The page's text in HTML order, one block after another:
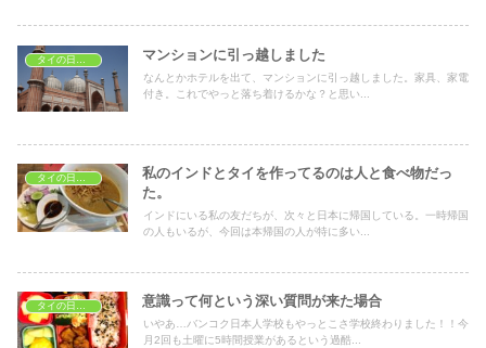
タイの日常生活 マンションに引っ越しました
なんとかホテルを出て、マンションに引っ越しました。家具、家電
付き。これでやっと落ち着けるかな？と思い...
タイの日常生活
私のインドとタイを作ってるのは人と食べ物だっ
た。
インドにいる私の友だちが、次々と日本に帰国している。一時帰国
の人もいるが、今回は本帰国の人が特に多い...
タイの日常生活 意識って何という深い質問が来た場合
いやあ…バンコク日本人学校もやっとこさ学校終わりました！！今
月2回も土曜に5時間授業があるという過酷...